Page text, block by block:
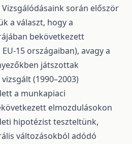
során először
a választ, hogy a
bekövetkezett
15 országaiban), avagy a
játszottak
(1990–2003)
a munkapiaci
elmozdulásokon
hipotézist teszteltünk,
változásokból adódó